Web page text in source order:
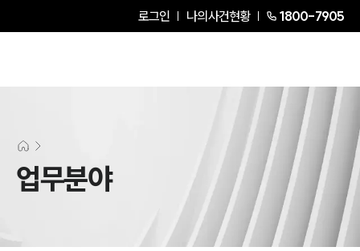
로그인 나의사건현황 1800-7905
업무분야